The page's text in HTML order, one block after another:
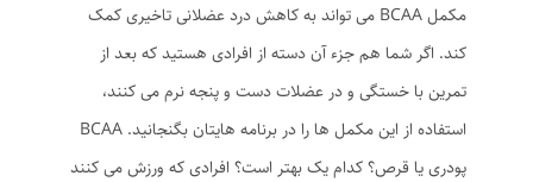
مکمل BCAA می تواند به کاهش درد عضلانی تاخیری کمک
کند. اگر شما هم جزء آن دسته از افرادی هستید که بعد از
تمرین با خستگی و در عضلات دست و پنجه نرم می کنند،
استفاده از این مکمل ها را در برنامه هایتان بگنجانید. BCAA
پودری یا قرص؟ کدام یک بهتر است؟ افرادی که ورزش می کنند